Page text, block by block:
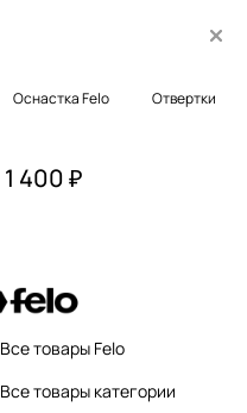
Оснастка Felo Отвертки
1 400 ₽
Все товары Felo
Все товары категории